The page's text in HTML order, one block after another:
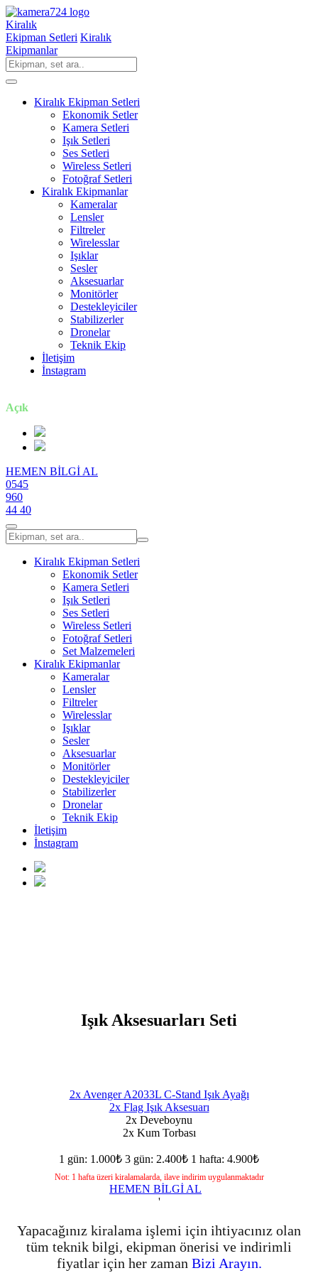
Kiralık
Ekipman Setleri Kiralık
Ekipmanlar
Kiralık Ekipman Setleri
Ekonomik Setler
Kamera Setleri
Işık Setleri
Ses Setleri
Wireless Setleri
Fotoğraf Setleri
Kiralık Ekipmanlar
Kameralar
Lensler
Filtreler
Wirelesslar
Işıklar
Sesler
Aksesuarlar
Monitörler
Destekleyiciler
Stabilizerler
Dronelar
Teknik Ekip
İletişim
İnstagram
Açık
HEMEN BİLGİ AL
0545
960
44 40
Kiralık Ekipman Setleri
Ekonomik Setler
Kamera Setleri
Işık Setleri
Ses Setleri
Wireless Setleri
Fotoğraf Setleri
Set Malzemeleri
Kiralık Ekipmanlar
Kameralar
Lensler
Filtreler
Wirelesslar
Işıklar
Sesler
Aksesuarlar
Monitörler
Destekleyiciler
Stabilizerler
Dronelar
Teknik Ekip
İletişim
İnstagram
Işık Aksesuarları Seti
2x Avenger A2033L C-Stand Işık Ayağı
2x Flag Işık Aksesuarı
2x Deveboynu
2x Kum Torbası
1 gün: 1.000₺ 3 gün: 2.400₺ 1 hafta: 4.900₺
Not: 1 hafta üzeri kiralamalarda, ilave indirim uygulanmaktadır
HEMEN BİLGİ AL
'
Yapacağınız kiralama işlemi için ihtiyacınız olan
tüm teknik bilgi, ekipman önerisi ve indirimli
fiyatlar için her zaman Bizi Arayın.